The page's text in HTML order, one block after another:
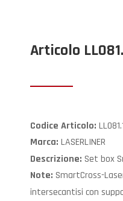
Articolo
Codice Articolo:
Marca: LASERLINER
Descrizione: Set box
Note: SmartCross-
intersecantisi con